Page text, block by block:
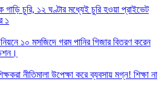
গাড়ি চুরি, ১২ ঘণ্টার মধ্যেই চুরি হওয়া প্রাইভেট
১
১০ মসজিদে গরম পানির গিজার বিতরণ করেন
নীতিমালা উপেক্ষা করে ব্যবসায় মগ্ন! শিক্ষা না